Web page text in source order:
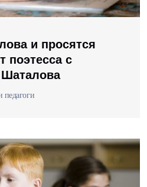
и просятся
поэтесса с
педагоги